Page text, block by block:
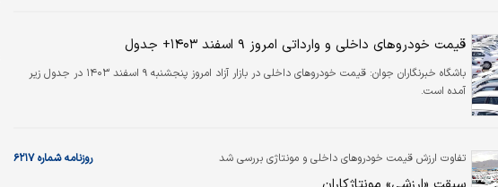
قیمت خودروهای داخلی و وارداتی امروز ۹ اسفند ۱۴۰۳+ جدول
باشگاه خبرنگاران جوان:
قیمت خودروهای داخلی در بازار آزاد امروز پنجشنبه ۹ اسفند ۱۴۰۳ در جدول زیر
آمده است.
تفاوت ارزش قیمت خودروهای داخلی و مونتاژی بررسی شد روزنامه شماره ۶۲۱۷